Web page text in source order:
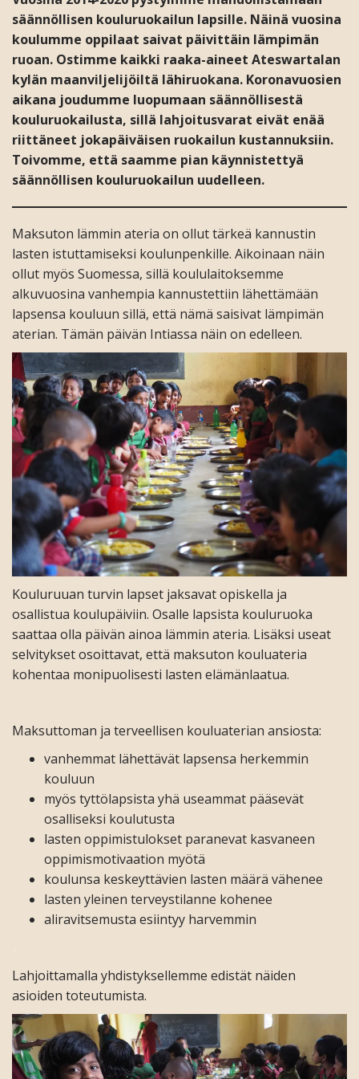
säännöllisen kouluruokailun lapsille. Näinä vuosina
koulumme oppilaat saivat päivittäin lämpimän
ruoan. Ostimme kaikki raaka-aineet Ateswartalan
kylän maanviljelijöiltä lähiruokana. Koronavuosien
aikana joudumme luopumaan säännöllisestä
kouluruokailusta, sillä lahjoitusvarat eivät enää
riittäneet jokapäiväisen ruokailun kustannuksiin.
Toivomme, että saamme pian käynnistettyä
säännöllisen kouluruokailun uudelleen.
Maksuton lämmin ateria on ollut tärkeä kannustin
lasten istuttamiseksi koulunpenkille. Aikoinaan näin
ollut myös Suomessa, sillä koululaitoksemme
alkuvuosina vanhempia kannustettiin lähettämään
lapsensa kouluun sillä, että nämä saisivat lämpimän
aterian. Tämän päivän Intiassa näin on edelleen.
Kouluruuan turvin lapset jaksavat opiskella ja
osallistua koulupäiviin. Osalle lapsista kouluruoka
saattaa olla päivän ainoa lämmin ateria. Lisäksi useat
selvitykset osoittavat, että maksuton kouluateria
kohentaa monipuolisesti lasten elämänlaatua.
Maksuttoman ja terveellisen kouluaterian ansiosta:
vanhemmat lähettävät lapsensa herkemmin
kouluun
myös tyttölapsista yhä useammat pääsevät
osalliseksi koulutusta
lasten oppimistulokset paranevat kasvaneen
oppimismotivaation myötä
koulunsa keskeyttävien lasten määrä vähenee
lasten yleinen terveystilanne kohenee
aliravitsemusta esiintyy harvemmin
.
Lahjoittamalla yhdistyksellemme edistät näiden
asioiden toteutumista.